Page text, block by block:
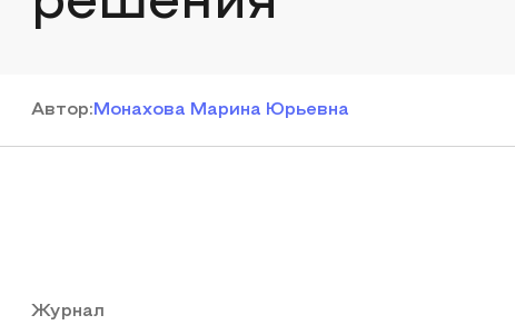
Автор: Монахова Марина Юрьевна
Журнал